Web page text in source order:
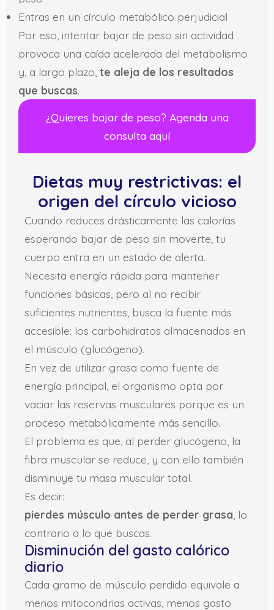
Entras en un círculo metabólico perjudicial
Por eso, intentar bajar de peso sin actividad
provoca una caída acelerada del metabolismo
y, a largo plazo, te aleja de los resultados
que buscas.
¿Quieres bajar de peso? Agenda una
consulta aquí
Dietas muy restrictivas: el
origen del círculo vicioso
Cuando reduces drásticamente las calorías
esperando bajar de peso sin moverte, tu
cuerpo entra en un estado de alerta.
Necesita energía rápida para mantener
funciones básicas, pero al no recibir
suficientes nutrientes, busca la fuente más
accesible: los carbohidratos almacenados en
el músculo (glucógeno).
En vez de utilizar grasa como fuente de
energía principal, el organismo opta por
vaciar las reservas musculares porque es un
proceso metabólicamente más sencillo.
El problema es que, al perder glucógeno, la
fibra muscular se reduce, y con ello también
disminuye tu masa muscular total.
Es decir:
pierdes músculo antes de perder grasa , lo
contrario a lo que buscas.
Disminución del gasto calórico
diario
Cada gramo de músculo perdido equivale a
menos mitocondrias activas, menos gasto